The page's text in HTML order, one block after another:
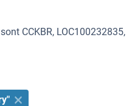
CCKBR, LOC100232835,